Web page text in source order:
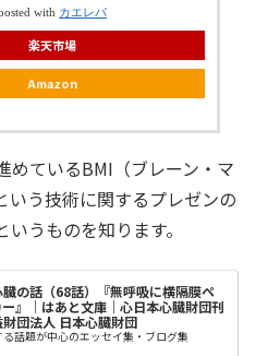
with カエレバ
楽天市場
Amazon
めているBMI（ブレーン・マ
いう技術に関するプレゼンの
うものを知ります。
の話（68話）『無呼吸に横隔膜ペ
』｜はあと文庫｜心日本心臓財団刊
団法人 日本心臓財団
話題が中心のエッセイ集・ブログ集